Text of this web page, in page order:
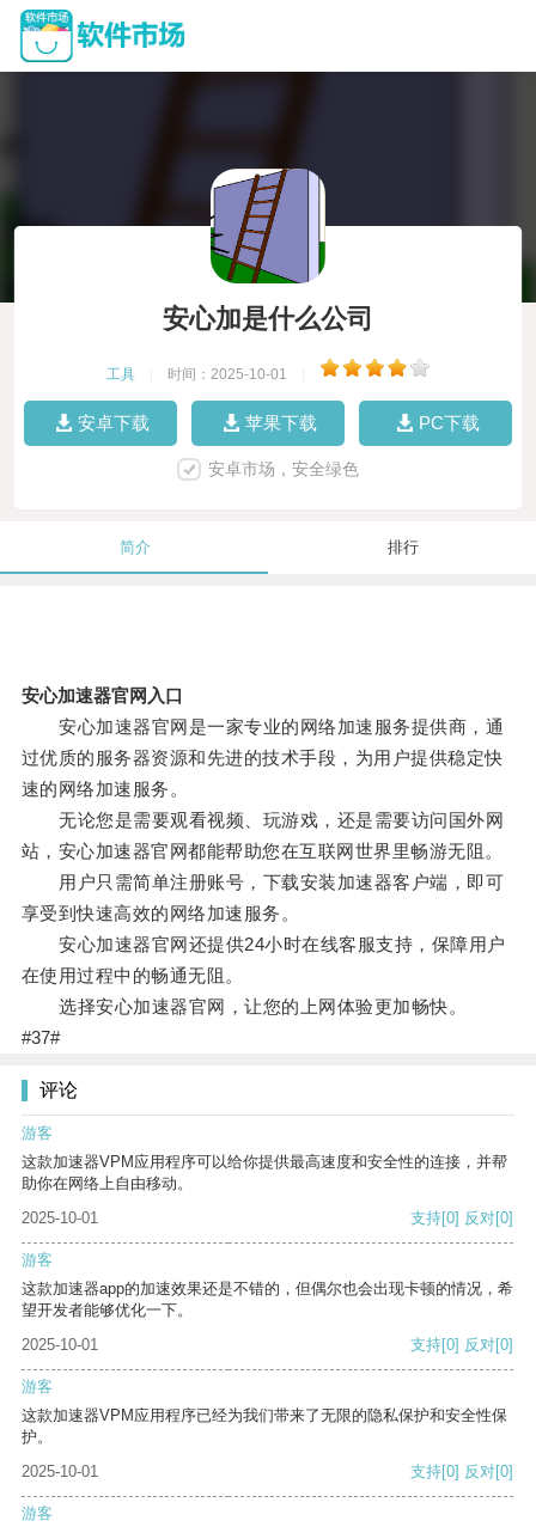
安心加是什么公司
工具 时间：2025-10-01
安卓下载 苹果下载 PC下载
安卓市场，安全绿色
简介 排行
安心加速器官网入口
安心加速器官网是一家专业的网络加速服务提供商，通
过优质的服务器资源和先进的技术手段，为用户提供稳定快
速的网络加速服务。
无论您是需要观看视频、玩游戏，还是需要访问国外网
站，安心加速器官网都能帮助您在互联网世界里畅游无阻。
用户只需简单注册账号，下载安装加速器客户端，即可
享受到快速高效的网络加速服务。
安心加速器官网还提供24小时在线客服支持，保障用户
在使用过程中的畅通无阻。
选择安心加速器官网，让您的上网体验更加畅快。
#37#
评论
游客
这款加速器VPM应用程序可以给你提供最高速度和安全性的连接，并帮
助你在网络上自由移动。
2025-10-01
支持[0] 反对[0]
游客
这款加速器app的加速效果还是不错的，但偶尔也会出现卡顿的情况，希
望开发者能够优化一下。
2025-10-01
支持[0] 反对[0]
游客
这款加速器VPM应用程序已经为我们带来了无限的隐私保护和安全性保
护。
2025-10-01
支持[0] 反对[0]
游客